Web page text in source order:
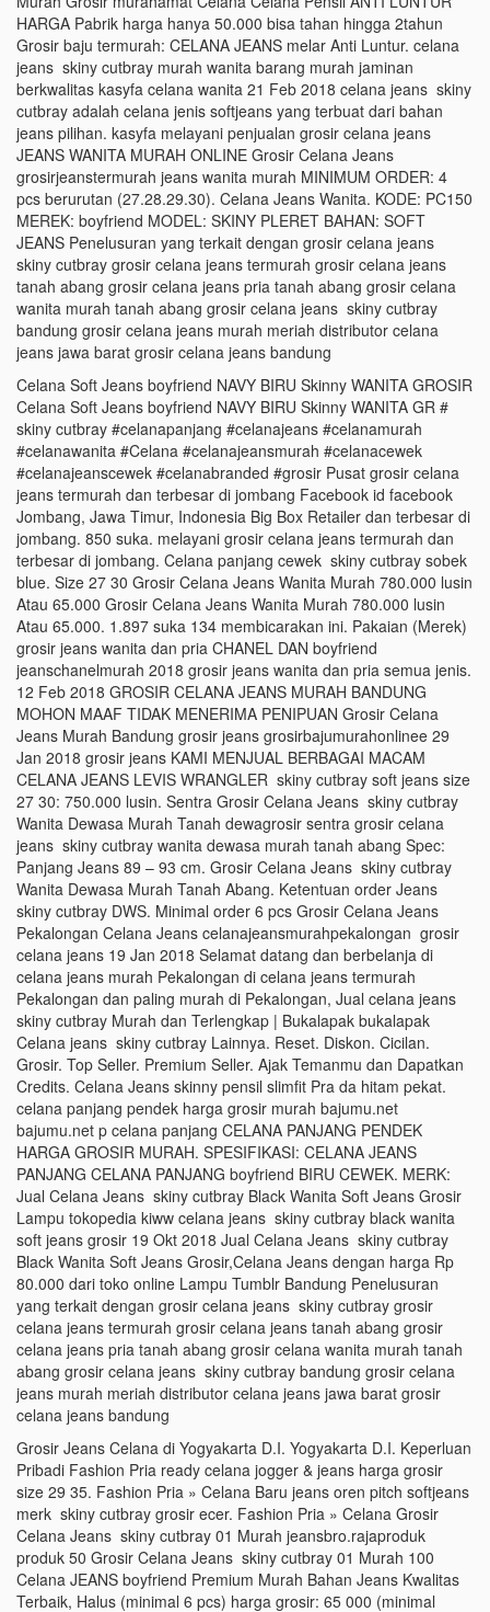
HARGA Pabrik harga hanya 50.000 bisa tahan hingga 2tahun
Grosir baju termurah: CELANA JEANS melar Anti Luntur. celana
jeans skiny cutbray murah wanita barang murah jaminan
berkwalitas kasyfa celana wanita 21 Feb 2018 celana jeans skiny
cutbray adalah celana jenis softjeans yang terbuat dari bahan
jeans pilihan. kasyfa melayani penjualan grosir celana jeans
JEANS WANITA MURAH ONLINE Grosir Celana Jeans
grosirjeanstermurah jeans wanita murah MINIMUM ORDER: 4
pcs berurutan (27.28.29.30). Celana Jeans Wanita. KODE: PC150
MEREK: boyfriend MODEL: SKINY PLERET BAHAN: SOFT
JEANS Penelusuran yang terkait dengan grosir celana jeans
skiny cutbray grosir celana jeans termurah grosir celana jeans
tanah abang grosir celana jeans pria tanah abang grosir celana
wanita murah tanah abang grosir celana jeans skiny cutbray
bandung grosir celana jeans murah meriah distributor celana
jeans jawa barat grosir celana jeans bandung
Celana Soft Jeans boyfriend NAVY BIRU Skinny WANITA GROSIR
Celana Soft Jeans boyfriend NAVY BIRU Skinny WANITA GR #
skiny cutbray #celanapanjang #celanajeans #celanamurah
#celanawanita #Celana #celanajeansmurah #celanacewek
#celanajeanscewek #celanabranded #grosir Pusat grosir celana
jeans termurah dan terbesar di jombang Facebook id facebook
Jombang, Jawa Timur, Indonesia Big Box Retailer dan terbesar di
jombang. 850 suka. melayani grosir celana jeans termurah dan
terbesar di jombang. Celana panjang cewek skiny cutbray sobek
blue. Size 27 30 Grosir Celana Jeans Wanita Murah 780.000 lusin
Atau 65.000 Grosir Celana Jeans Wanita Murah 780.000 lusin
Atau 65.000. 1.897 suka 134 membicarakan ini. Pakaian (Merek)
grosir jeans wanita dan pria CHANEL DAN boyfriend
jeanschanelmurah 2018 grosir jeans wanita dan pria semua jenis.
12 Feb 2018 GROSIR CELANA JEANS MURAH BANDUNG
MOHON MAAF TIDAK MENERIMA PENIPUAN Grosir Celana
Jeans Murah Bandung grosir jeans grosirbajumurahonlinee 29
Jan 2018 grosir jeans KAMI MENJUAL BERBAGAI MACAM
CELANA JEANS LEVIS WRANGLER skiny cutbray soft jeans size
27 30: 750.000 lusin. Sentra Grosir Celana Jeans skiny cutbray
Wanita Dewasa Murah Tanah dewagrosir sentra grosir celana
jeans skiny cutbray wanita dewasa murah tanah abang Spec:
Panjang Jeans 89 – 93 cm. Grosir Celana Jeans skiny cutbray
Wanita Dewasa Murah Tanah Abang. Ketentuan order Jeans
skiny cutbray DWS. Minimal order 6 pcs Grosir Celana Jeans
Pekalongan Celana Jeans celanajeansmurahpekalongan grosir
celana jeans 19 Jan 2018 Selamat datang dan berbelanja di
celana jeans murah Pekalongan di celana jeans termurah
Pekalongan dan paling murah di Pekalongan, Jual celana jeans
skiny cutbray Murah dan Terlengkap | Bukalapak bukalapak
Celana jeans skiny cutbray Lainnya. Reset. Diskon. Cicilan.
Grosir. Top Seller. Premium Seller. Ajak Temanmu dan Dapatkan
Credits. Celana Jeans skinny pensil slimfit Pra da hitam pekat.
celana panjang pendek harga grosir murah bajumu.net
bajumu.net p celana panjang CELANA PANJANG PENDEK
HARGA GROSIR MURAH. SPESIFIKASI: CELANA JEANS
PANJANG CELANA PANJANG boyfriend BIRU CEWEK. MERK:
Jual Celana Jeans skiny cutbray Black Wanita Soft Jeans Grosir
Lampu tokopedia kiww celana jeans skiny cutbray black wanita
soft jeans grosir 19 Okt 2018 Jual Celana Jeans skiny cutbray
Black Wanita Soft Jeans Grosir,Celana Jeans dengan harga Rp
80.000 dari toko online Lampu Tumblr Bandung Penelusuran
yang terkait dengan grosir celana jeans skiny cutbray grosir
celana jeans termurah grosir celana jeans tanah abang grosir
celana jeans pria tanah abang grosir celana wanita murah tanah
abang grosir celana jeans skiny cutbray bandung grosir celana
jeans murah meriah distributor celana jeans jawa barat grosir
celana jeans bandung
Grosir Jeans Celana di Yogyakarta D.I. Yogyakarta D.I. Keperluan
Pribadi Fashion Pria ready celana jogger & jeans harga grosir
size 29 35. Fashion Pria » Celana Baru jeans oren pitch softjeans
merk skiny cutbray grosir ecer. Fashion Pria » Celana Grosir
Celana Jeans skiny cutbray 01 Murah jeansbro.rajaproduk
produk 50 Grosir Celana Jeans skiny cutbray 01 Murah 100
Celana JEANS boyfriend Premium Murah Bahan Jeans Kwalitas
Terbaik, Halus (minimal 6 pcs) harga grosir: 65 000 (minimal